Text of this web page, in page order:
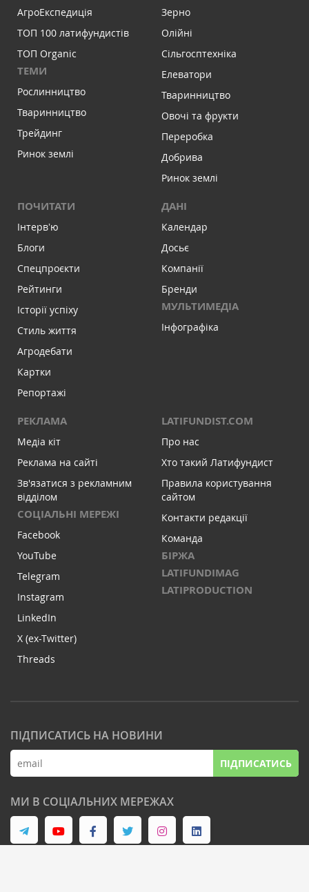
АгроЕкспедиція
ТОП 100 латифундистів
ТОП Organic
ТЕМИ
Рослинництво
Тваринництво
Трейдинг
Ринок землі
Зерно
Олійні
Сільгосптехніка
Елеватори
Тваринництво
Овочі та фрукти
Переробка
Добрива
Ринок землі
ПОЧИТАТИ
Інтервʼю
Блоги
Спецпроєкти
Рейтинги
Історії успіху
Стиль життя
Агродебати
Картки
Репортажі
ДАНІ
Календар
Досьє
Компанії
Бренди
МУЛЬТИМЕДІА
Інфографіка
РЕКЛАМА
Медіа кіт
Реклама на сайті
Зв'язатися з рекламним
відділом
СОЦІАЛЬНІ МЕРЕЖІ
Facebook
YouTube
Telegram
Instagram
LinkedIn
X (ex-Twitter)
Threads
LATIFUNDIST.COM
Про нас
Хто такий Латифундист
Правила користування
сайтом
Контакти редакції
Команда
БІРЖА
LATIFUNDIMAG
LATIPRODUCTION
ПІДПИСАТИСЬ НА НОВИНИ
ПІДПИСАТИСЬ
МИ В СОЦІАЛЬНИХ МЕРЕЖАХ